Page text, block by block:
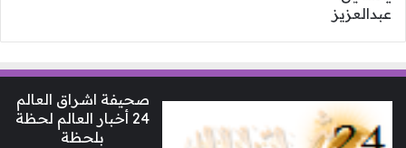
صحيفة اشراق العالم
24 أخبار العالم لحظة
بلحظة